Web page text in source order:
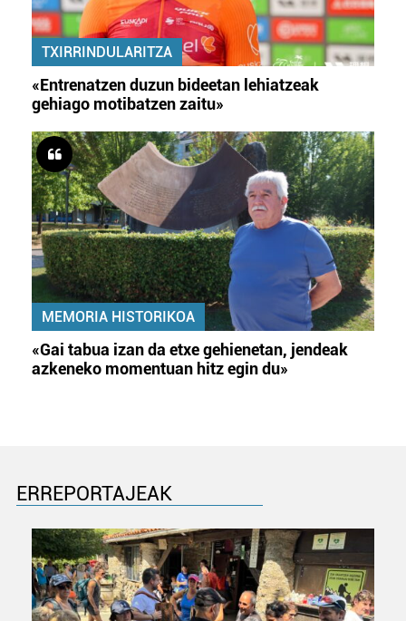
TXIRRINDULARITZA
«Entrenatzen duzun bideetan lehiatzeak
gehiago motibatzen zaitu»
MEMORIA HISTORIKOA
«Gai tabua izan da etxe gehienetan, jendeak
azkeneko momentuan hitz egin du»
ERREPORTAJEAK